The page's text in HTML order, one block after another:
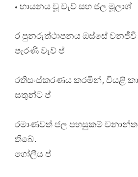
• හායනය වූ වැව් සහ ජල මූලාශ්
ර පුනරුත්ථාපනය ඔස්සේ වනජීවී
පැරණි වැව් ප්
රතිසංස්කරණය කරමින්, වියළි
සතුන්ට ප්
රමාණවත් ජල පහසුකම්
තිබේ.
ගෝලීය ප්